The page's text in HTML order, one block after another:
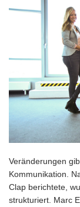
Veränderungen
Kommunikation.
Clap berichtete,
strukturiert. Marc